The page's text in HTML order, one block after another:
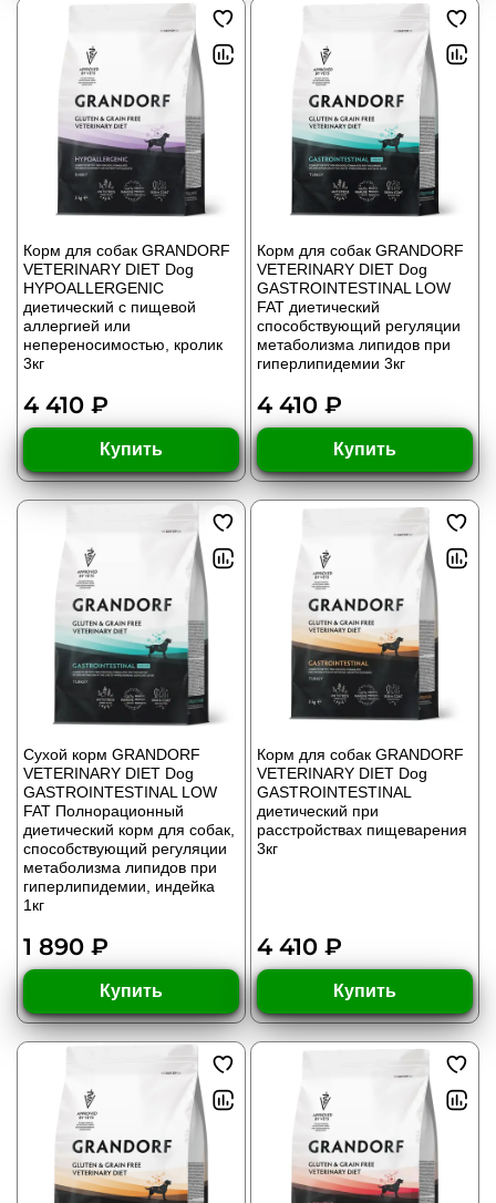
Корм для собак GRANDORF
VETERINARY DIET Dog
HYPOALLERGENIC
диетический с пищевой
аллергией или
непереносимостью, кролик
3кг
4 410 ₽
Купить
Корм для собак GRANDORF
VETERINARY DIET Dog
GASTROINTESTINAL LOW
FAT диетический
способствующий регуляции
метаболизма липидов при
гиперлипидемии 3кг
4 410 ₽
Купить
Сухой корм GRANDORF
VETERINARY DIET Dog
GASTROINTESTINAL LOW
FAT Полнорационный
диетический корм для собак,
способствующий регуляции
метаболизма липидов при
гиперлипидемии, индейка
1кг
1 890 ₽
Купить
Корм для собак GRANDORF
VETERINARY DIET Dog
GASTROINTESTINAL
диетический при
расстройствах пищеварения
3кг
4 410 ₽
Купить